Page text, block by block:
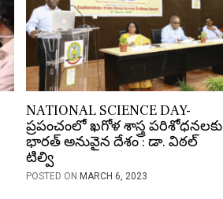
NATIONAL SCIENCE DAY-
ప్రపంచంలో ఖగోళ శాస్త్ర పరిశోధనలకు
భారత్ అనువైన దేశం : డా. విఠల్
టిల్వి
POSTED ON MARCH 6, 2023